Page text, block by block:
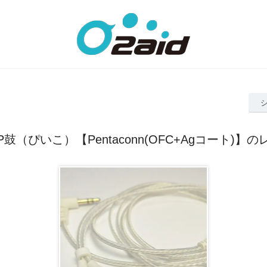
鼓（ぴいこ）【Pentaconn(OFC+Agコート)】の